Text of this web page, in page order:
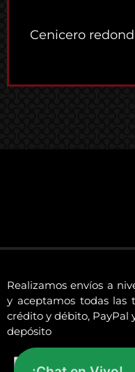
Cenicero
Realizamos envíos a
y aceptamos todas las
crédito y débito, PayPal
depósito